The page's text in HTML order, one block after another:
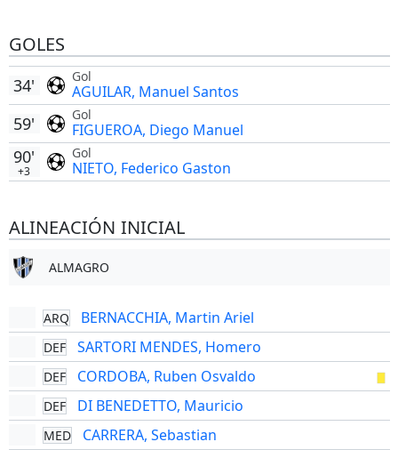
GOLES
Gol
AGUILAR, Manuel Santos
34'
Gol
FIGUEROA, Diego Manuel
59'
Gol
NIETO, Federico Gaston
90'
+3
ALINEACIÓN INICIAL
ALMAGRO
ARQ BERNACCHIA, Martin Ariel
DEF SARTORI MENDES, Homero
DEF CORDOBA, Ruben Osvaldo
DEF DI BENEDETTO, Mauricio
MED CARRERA, Sebastian